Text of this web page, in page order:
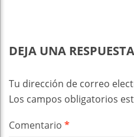
DEJA UNA RESPUESTA
Tu dirección de correo
Los campos obligatorios
Comentario *